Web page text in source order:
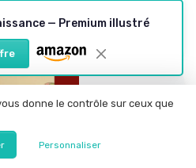
produit complet— Premium illustré
donne le contrôle sur ceux que
Personnaliser